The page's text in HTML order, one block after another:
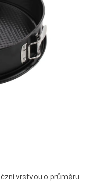
vrstvou o průměru